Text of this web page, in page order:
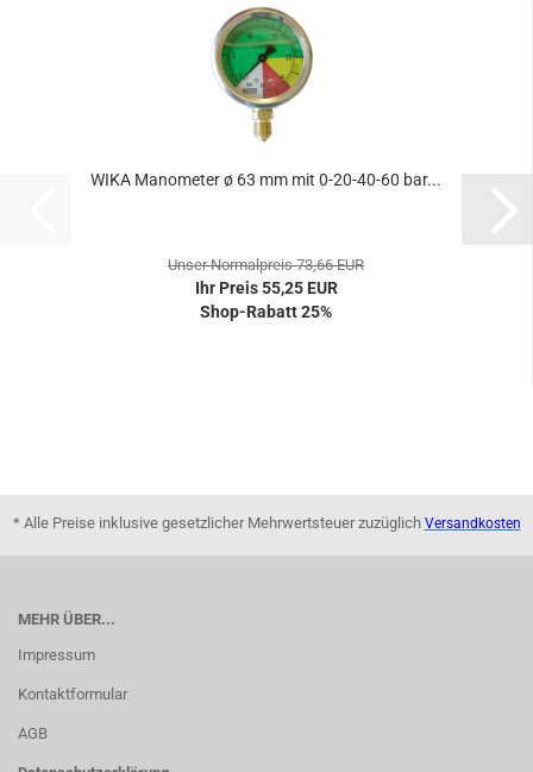
WIKA Manometer ø 63 mm mit 0-20-40-60 bar...
Unser Normalpreis 73,66 EUR
Ihr Preis 55,25 EUR
Shop-Rabatt 25%
* Alle Preise inklusive gesetzlicher Mehrwertsteuer zuzüglich Versandkosten
MEHR ÜBER...
Impressum
Kontaktformular
AGB